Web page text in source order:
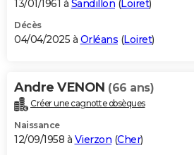
13/01/1961 à Sandillon (Loiret)
Décès
04/04/2025 à Orléans (Loiret)
Andre VENON (66 ans)
Créer une cagnotte obsèques
Naissance
12/09/1958 à Vierzon (Cher)